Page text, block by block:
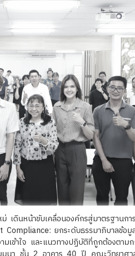
น้าขับเคลื่อนองค์กรสู่มาตรฐานการ
ยกระดับธรรมาภิบาลข้อมู
เข้าใจ และแนวทางปฏิบัติที่ถูกต้องตาม